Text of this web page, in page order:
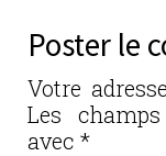
b
o
o
k
r
Poster le
Votre
Les
avec *